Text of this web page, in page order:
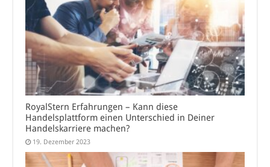
RoyalStern Erfahrungen – Kann diese
Handelsplattform einen Unterschied in Deiner
Handelskarriere machen?
19. Dezember 2023